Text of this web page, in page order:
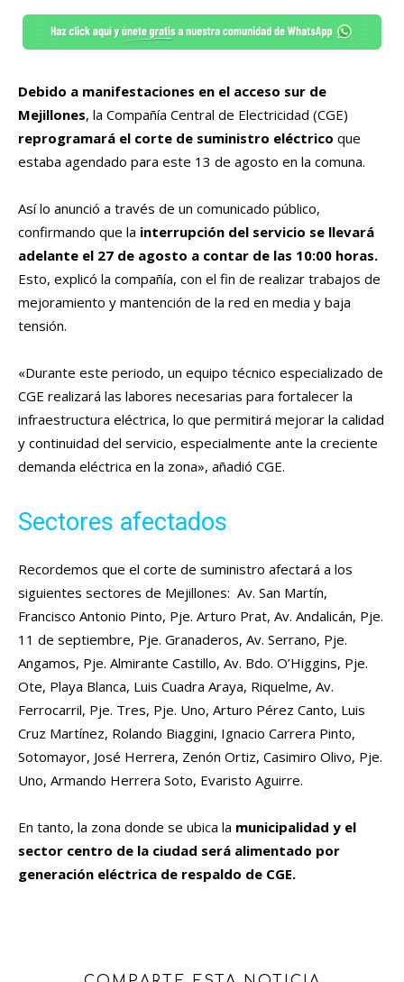
Debido a manifestaciones en el acceso sur de
Mejillones, la Compañía Central de Electricidad (CGE)
reprogramará el corte de suministro eléctrico que
estaba agendado para este 13 de agosto en la comuna.
Así lo anunció a través de un comunicado público,
confirmando que la interrupción del servicio se llevará
adelante el 27 de agosto a contar de las 10:00 horas.
Esto, explicó la compañía, con el fin de realizar trabajos de
mejoramiento y mantención de la red en media y baja
tensión.
«Durante este periodo, un equipo técnico especializado de
CGE realizará las labores necesarias para fortalecer la
infraestructura eléctrica, lo que permitirá mejorar la calidad
y continuidad del servicio, especialmente ante la creciente
demanda eléctrica en la zona», añadió CGE.
Sectores afectados
Recordemos que el corte de suministro afectará a los
siguientes sectores de Mejillones: Av. San Martín,
Francisco Antonio Pinto, Pje. Arturo Prat, Av. Andalicán, Pje.
11 de septiembre, Pje. Granaderos, Av. Serrano, Pje.
Angamos, Pje. Almirante Castillo, Av. Bdo. O’Higgins, Pje.
Ote, Playa Blanca, Luis Cuadra Araya, Riquelme, Av.
Ferrocarril, Pje. Tres, Pje. Uno, Arturo Pérez Canto, Luis
Cruz Martínez, Rolando Biaggini, Ignacio Carrera Pinto,
Sotomayor, José Herrera, Zenón Ortiz, Casimiro Olivo, Pje.
Uno, Armando Herrera Soto, Evaristo Aguirre.
En tanto, la zona donde se ubica la municipalidad y el
sector centro de la ciudad será alimentado por
generación eléctrica de respaldo de CGE.